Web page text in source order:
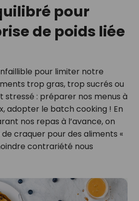
pour
de poids liée
pour limiter notre
trop gras, trop sucrés ou
stressé : préparer nos menus à
adopter le batch cooking ! En
nos repas à l’avance, on
craquer pour des aliments «
contrariété nous